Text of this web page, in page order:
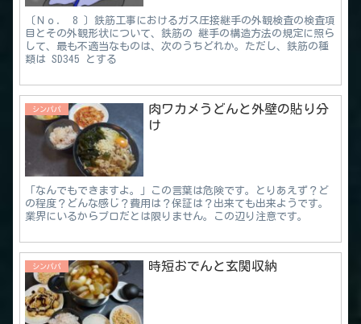
〔Ｎｏ． 8 〕鉄筋工事におけるガス圧接継手の外観検査の検査項
目とその外観形状について、鉄筋の 継手の構造方法の規定に照ら
して、最も不適当なものは、次のうちどれか。ただし、鉄筋の種
類は SD345 とする
シンパパ
肉ワカメうどんと外壁の貼り分
け
「なんでもできますよ。」この言葉は危険です。とりあえず？ど
の程度？どんな感じ？費用は？保証は？出来ても出来ようです。
業界にいるからプロだとは限りません。この辺り注意です。
シンパパ 時短おでんと玄関収納